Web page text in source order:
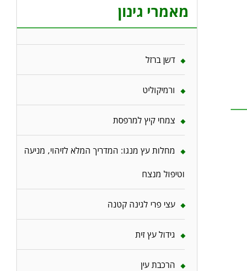
מאמרי גינון
דשן ברזל
ורמיקוליט
צמחי קיץ למרפסת
מחלות עץ מנגו: המדריך המלא לזיהוי, מניעה
וטיפול מנצח
עצי פרי לגינה קטנה
גידול עץ זית
הרכבת עין